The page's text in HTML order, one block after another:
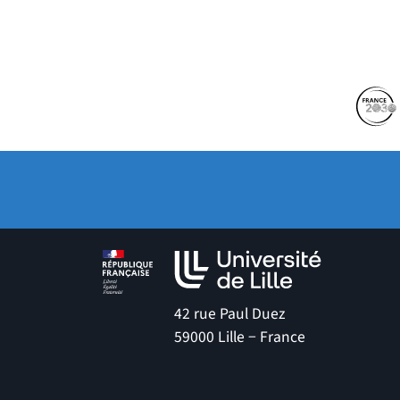
Suivez-nous sur les
42 rue Paul Duez
59000 Lille − France